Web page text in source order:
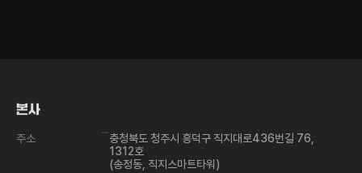
본사
주소
충청북도 청주시 흥덕구 직지대로436번길 76,
1312호
(송정동, 직지스마트타워)